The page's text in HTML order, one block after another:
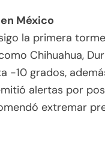
México
la primera
Chihuahua,
-10 grados,
alertas por
extremar